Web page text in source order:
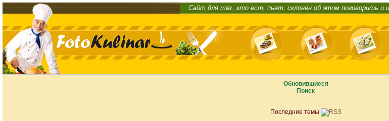
Сайт для тех, кто ест, пьет, склонен об этом поговорить и
Обновившиеся
Поиск
Последние темы